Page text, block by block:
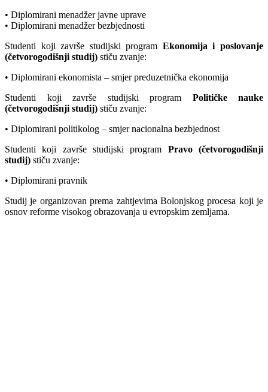
• Diplomirani menadžer javne uprave
• Diplomirani menadžer bezbjednosti
Studenti koji završe studijski program Ekonomija i poslovanje
(četvorogodišnji studij) stiču zvanje:
• Diplomirani ekonomista – smjer preduzetnička ekonomija
Studenti koji završe studijski program Političke nauke
(četvorogodišnji studij) stiču zvanje:
• Diplomirani politikolog – smjer nacionalna bezbjednost
Studenti koji završe studijski program Pravo (četvorogodišnji
studij) stiču zvanje:
• Diplomirani pravnik
Studij je organizovan prema zahtjevima Bolonjskog procesa koji je
osnov reforme visokog obrazovanja u evropskim zemljama.